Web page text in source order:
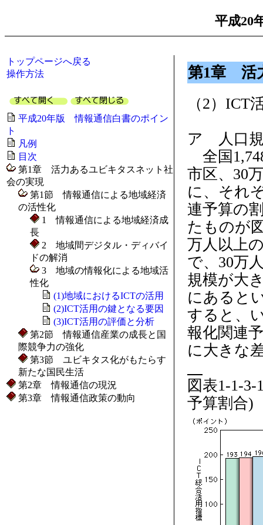
平成20
トップページへ戻る
操作方法
平成20年版 情報通信白書のポイン
ト
凡例
目次
第1章 活力あるユビキタスネット社
会の実現
第1節 情報通信による地域経済
の活性化
1 情報通信による地域経済成
長
2 地域間デジタル・ディバイ
ドの解消
3 地域の情報化による地域活
性化
(1)地域におけるICTの活用
(2)ICT活用の鍵となる要因
(3)ICT活用の評価と分析
第2節 情報通信産業の成長と国
際競争力の強化
第3節 ユビキタス化がもたらす
新たな国民生活
第2章 情報通信の現況
第3章 情報通信政策の動向
第1章 活
（2）ICT
ア 人口規
全国
市区、30
に、それ
連予算の
たものが
万人以上
で、30万
規模が大
にあると
すると、
報化関連
に大きな
図表1-1-
予算割合)